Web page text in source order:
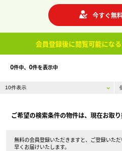
今すぐ無
会員登録後に閲覧可能になる
0件中、 0件を表示中
ご希望の検索条件の物件は、現在お取り
無料の会員登録いただきますと、ご登録いた
早くお届けいたします。